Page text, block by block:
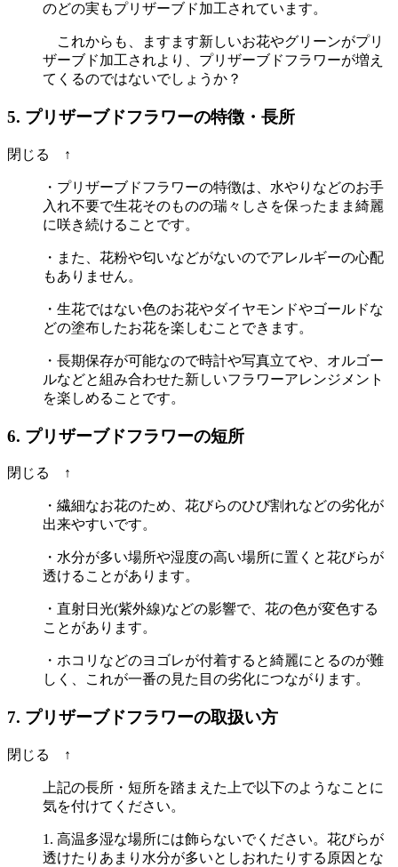
のどの実もプリザーブド加工されています。
これからも、ますます新しいお花やグリーンがプリ
ザーブド加工されより、プリザーブドフラワーが増え
てくるのではないでしょうか？
5. プリザーブドフラワーの特徴・長所
閉じる ↑
・プリザーブドフラワーの特徴は、水やりなどのお手
入れ不要で生花そのものの瑞々しさを保ったまま綺麗
に咲き続けることです。
・また、花粉や匂いなどがないのでアレルギーの心配
もありません。
・生花ではない色のお花やダイヤモンドやゴールドな
どの塗布したお花を楽しむことできます。
・長期保存が可能なので時計や写真立てや、オルゴー
ルなどと組み合わせた新しいフラワーアレンジメント
を楽しめることです。
6. プリザーブドフラワーの短所
閉じる ↑
・繊細なお花のため、花びらのひび割れなどの劣化が
出来やすいです。
・水分が多い場所や湿度の高い場所に置くと花びらが
透けることがあります。
・直射日光(紫外線)などの影響で、花の色が変色する
ことがあります。
・ホコリなどのヨゴレが付着すると綺麗にとるのが難
しく、これが一番の見た目の劣化につながります。
7. プリザーブドフラワーの取扱い方
閉じる ↑
上記の長所・短所を踏まえた上で以下のようなことに
気を付けてください。
1. 高温多湿な場所には飾らないでください。花びらが
透けたりあまり水分が多いとしおれたりする原因とな